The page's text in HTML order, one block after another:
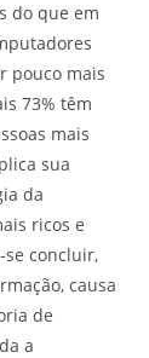
do que em
pouco mais
73% têm
mais
sua
da
ricos e
se concluir,
causa
de
a